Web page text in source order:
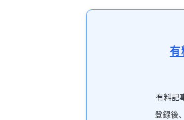
有料記
登録後